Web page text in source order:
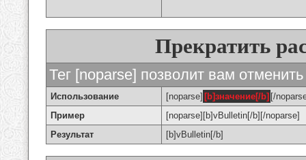
Прекратить
Тег [noparse] позволит вам
Использование [noparse] [b]значение[/b] [/
Пример
[noparse][b]vBulletin[/b][/noparse]
Результат
[b]vBulletin[/b]